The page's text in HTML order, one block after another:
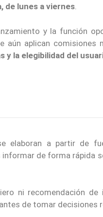
de lunes a viernes.
y la función
aún aplican comisiones
y la elegibilidad del
elaboran a partir de
de forma rápida
ni recomendación de
de tomar decisiones